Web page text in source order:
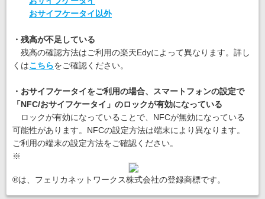
おサイフケータイ以外
・残高が不足している
残高の確認方法はご利用の楽天Edyによって異なります。詳し
くはこちらをご確認ください。
・おサイフケータイをご利用の場合、スマートフォンの設定で
「NFC/おサイフケータイ」のロックが有効になっている
ロックが有効になっていることで、NFCが無効になっている
可能性があります。NFCの設定方法は端末により異なります。
ご利用の端末の設定方法をご確認ください。
※
®は、フェリカネットワークス株式会社の登録商標です。